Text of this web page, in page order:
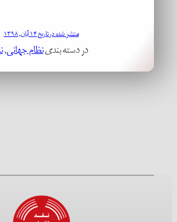
منتشر شده در تاریخ ۱۴ آبان, ۱۳۹۸
در دسته بندینظام جهانی,